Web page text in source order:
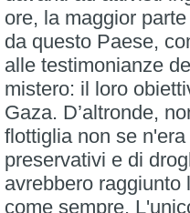
ore, la maggior
da questo Paese,
alle testimonianze
mistero: il loro
Gaza. D’altronde,
flottiglia non se
preservativi e di
avrebbero
come sempre.